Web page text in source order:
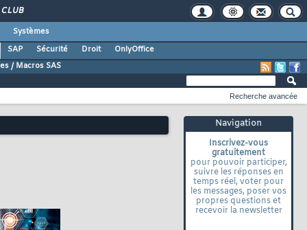
CLUB
Systèmes
SAP
Sécurité Droit
OnlyOffice
/ Macros SAS
Navigation
Inscrivez-vous
gratuitement
pour pouvoir participer,
suivre les réponses en
temps réel, voter pour
les messages, poser vos
propres questions et
recevoir la newsletter
Recherche avancée